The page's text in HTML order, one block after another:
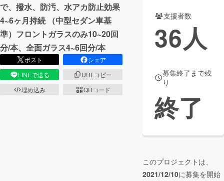
で、撥水、防汚、水アカ防止効果
4~6ヶ月持続 （中型セダン車基
準）フロントガラスのみ10~20回
分/本、全面ガラス4~6回分/本
ポスト
シェア
LINEで送る
URLコピー
埋め込み
QRコード
支援者数
36人
募集終了まで残
り
終了
このプロジェクトは、
2021/12/10に募集を開始